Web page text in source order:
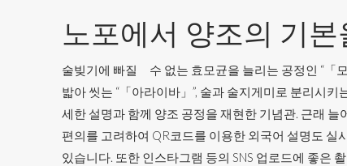
노포에서 양조의 기본
술빚기에 빠질 수 없는 효모균을 늘리는 공정인 “「
밟아 씻는 “「아라이바」”, 술과 술지게미로 분리시키
세한 설명과 함께 양조 공정을 재현한 기념관. 근래 늘
편의를 고려하여 QR코드를 이용한 외국어 설명도 실
있습니다. 또한 인스타그램 등의 SNS 업로드에 좋은